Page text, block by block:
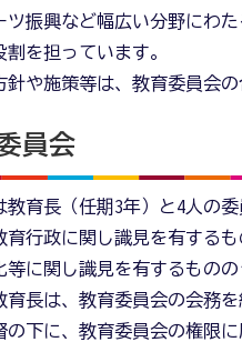
振興など幅広い分野にわ
を担っています。
や施策等は、教育委員会の
員会
教育長（任期3年）と4人の
育行政に関し識見を有する
等に関し識見を有するもの
長は、教育委員会の会務
の下に、教育委員会の権限